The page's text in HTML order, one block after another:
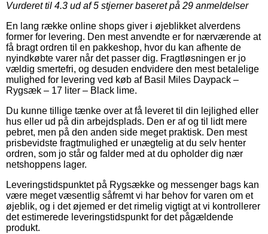
Vurderet til 4.3 ud af 5 stjerner baseret på 29 anmeldelser
En lang række online shops giver i øjeblikket alverdens
former for levering. Den mest anvendte er for nærværende at
få bragt ordren til en pakkeshop, hvor du kan afhente de
nyindkøbte varer når det passer dig. Fragtløsningen er jo
vældig smertefri, og desuden endvidere den mest betalelige
mulighed for levering ved køb af Basil Miles Daypack –
Rygsæk – 17 liter – Black lime.
Du kunne tillige tænke over at få leveret til din lejlighed eller
hus eller ud på din arbejdsplads. Den er af og til lidt mere
pebret, men på den anden side meget praktisk. Den mest
prisbevidste fragtmulighed er unægtelig at du selv henter
ordren, som jo står og falder med at du opholder dig nær
netshoppens lager.
Leveringstidspunktet på Rygsække og messenger bags kan
være meget væsentlig såfremt vi har behov for varen om et
øjeblik, og i det øjemed er det rimelig vigtigt at vi kontrollerer
det estimerede leveringstidspunkt for det pågældende
produkt.